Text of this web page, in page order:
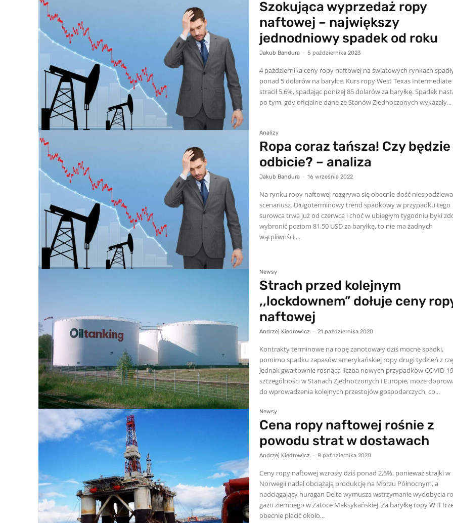
Szokująca wyprzedaż ropy
naftowej – największy
jednodniowy spadek od roku
Jakub Bandura - 5 października 2023
4 października ceny ropy naftowej na światowych rynkach
ponad 5 dolarów na baryłce. Kurs ropy West Texas Intermediate
stracił 5,6%, spadając poniżej 85 dolarów za baryłkę. Spadek nastąpił
po tym, gdy oficjalne dane ze Stanów Zjednoczonych wykazały...
Analizy
Ropa coraz tańsza! Czy będzie
odbicie? – analiza
Jakub Bandura - 16 września 2022
Na rynku ropy naftowej rozgrywa się obecnie dość
scenariusz. Długoterminowy trend spadkowy w przypadku tego
surowca trwa już od czerwca i choć w ubiegłym tygodniu byki
wybronić poziom 81.50 USD za baryłkę, to nie ma żadnych
wątpliwości,...
Newsy
Strach przed kolejnym
,,lockdownem” dołuje ceny
naftowej
Andrzej Kiedrowicz - 21 października 2020
Kontrakty terminowe na ropę zanotowały dziś mocne spadki,
pomimo spadku zapasów amerykańskiej ropy drugi tydzień z
Jednak gwałtownie rosnąca liczba nowych przypadków COVID-
szczególności w Stanach Zjednoczonych i Europie, może
do wprowadzenia kolejnych przestojów gospodarczych, co...
Newsy
Cena ropy naftowej rośnie z
powodu strat w dostawach
Andrzej Kiedrowicz - 8 października 2020
Ceny ropy naftowej wzrosły dziś ponad 2,5%, ponieważ strajki w
Norwegii nadal obciążają produkcję na Morzu Północnym, a
nadciągający huragan Delta wymusza wstrzymanie wydobycia
gazu ziemnego w Zatoce Meksykańskiej. Za baryłkę ropy WTI
obecnie płacić około...